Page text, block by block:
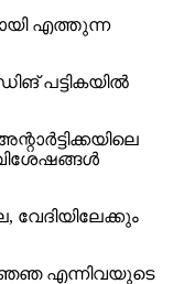
എത്തുന്ന
പട്ടികയില്‍
എന്നിവയുടെ